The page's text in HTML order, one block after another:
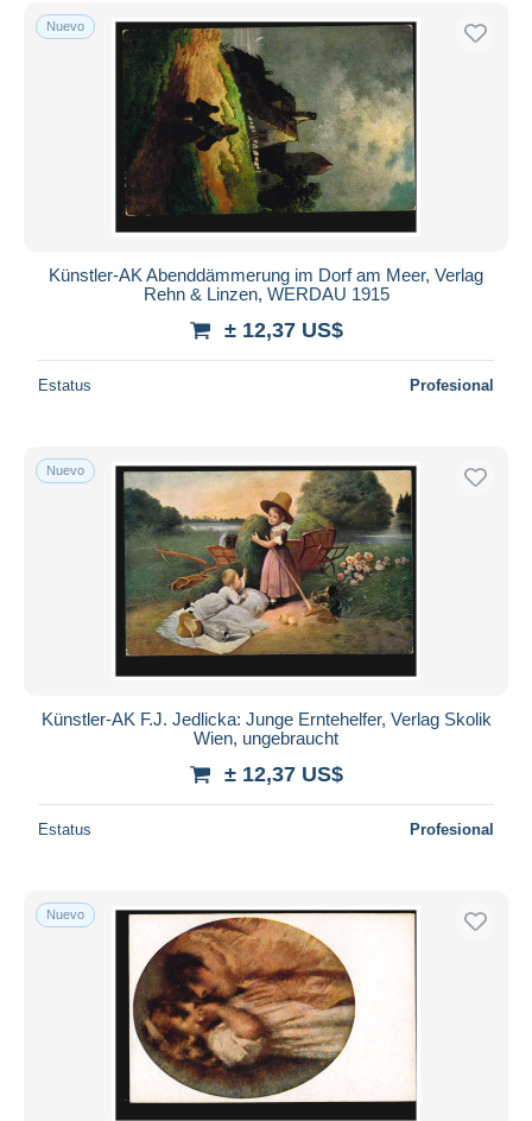
Sólo con descuento
Envío gratis
Métodos de pago
PayPal
Transferencia bancaria
Visa
Mastercard
iDeal
Maestro
Residencia del vendedor
Aplicar
Nuevo
Künstler-AK Abenddämmerung im Dorf am Meer, Verlag
Rehn & Linzen, WERDAU 1915
± 12,37 US$
Estatus Profesional
Nuevo
Künstler-AK F.J. Jedlicka: Junge Erntehelfer, Verlag Skolik
Wien, ungebraucht
± 12,37 US$
Estatus Profesional
Nuevo